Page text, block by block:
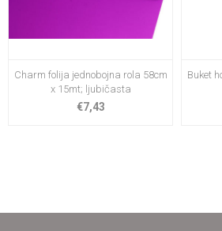
Charm folija jednobojna rola 58cm
x 15mt; ljubičasta
€7,43
Buket